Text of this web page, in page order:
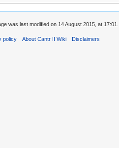
was last modified on 14 August 2015, at 17:01.
policy About Cantr II Wiki Disclaimers